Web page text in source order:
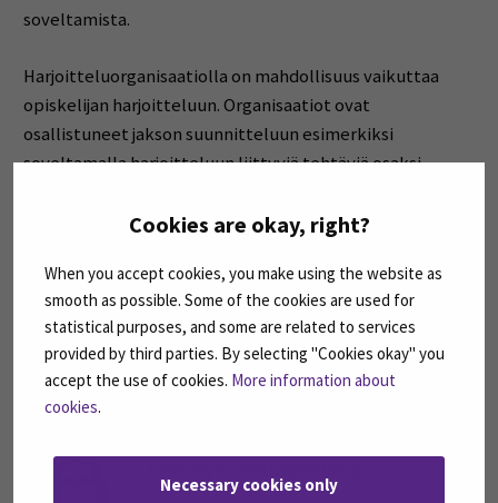
Cookies are okay, right?
When you accept cookies, you make using the website as
smooth as possible. Some of the cookies are used for
statistical purposes, and some are related to services
provided by third parties. By selecting "Cookies okay" you
accept the use of cookies. More information about
cookies.
Necessary cookies only
soveltamista.
Harjoitteluorganisaatiolla on mahdollisuus vaikuttaa
opiskelijan harjoitteluun. Organisaatiot ovat
osallistuneet jakson suunnitteluun esimerkiksi
soveltamalla harjoitteluun liittyviä tehtäviä osaksi
organisaation välillä on myös jatkettu opinnäytetyön tai
Lisätietoja fysioterapeuttien
harjoittelusta